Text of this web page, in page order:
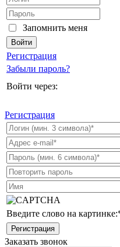
Запомнить меня
Регистрация
Забыли пароль?
Войти через:
Регистрация
Введите слово на картинке:
Заказать звонок